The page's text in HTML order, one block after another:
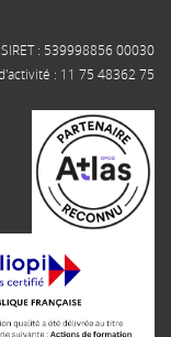
SIRET : 539998856 00030
: 11 75 48362 75